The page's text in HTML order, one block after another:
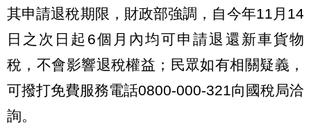
其申請退稅期限，財政部強調，自今年11月14
日之次日起6個月內均可申請退還新車貨物
稅，不會影響退稅權益；民眾如有相關疑義，
可撥打免費服務電話0800-000-321向國稅局洽
詢。